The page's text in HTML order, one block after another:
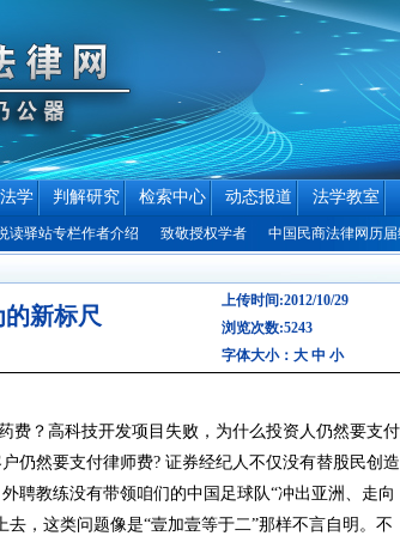
学 判解研究 检索中心 动态报道 法学教室
站专栏作者介绍 致敬授权学者 中国民商法律网历届编辑
新标尺
上传时间:2012/10/29
浏览次数:5243
字体大小： 大 中 小
？高科技开发项目失败，为什么投资人仍然要支付
仍然要支付律师费? 证券经纪人不仅没有替股民创造
聘教练没有带领咱们的中国足球队“冲出亚洲、走向
，这类问题像是“壹加壹等于二”那样不言自明。不